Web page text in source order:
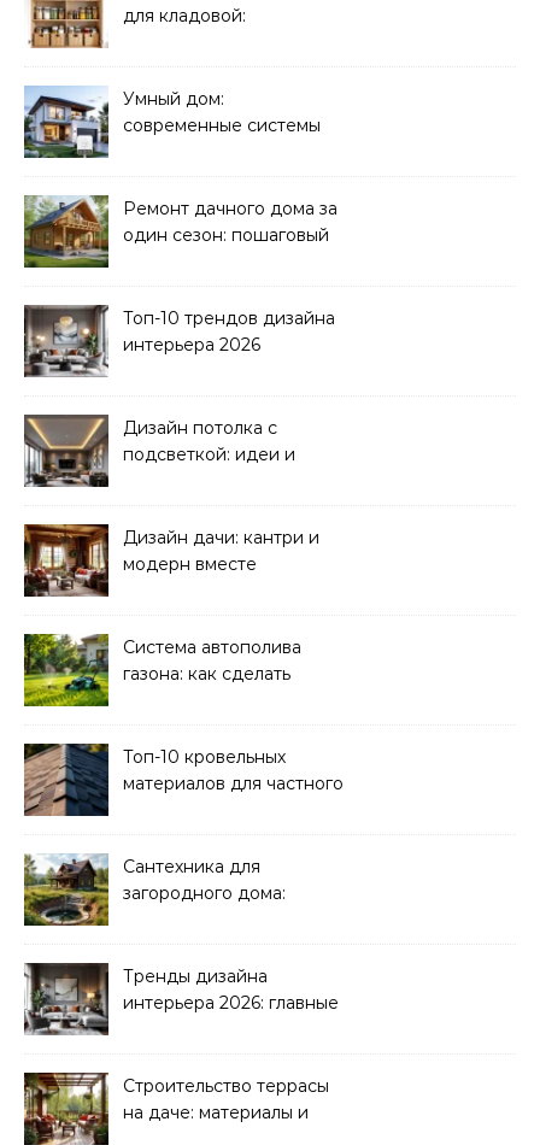
для кладовой:
Умный дом:
современные системы
Ремонт дачного дома за
один сезон: пошаговый
Топ-10 трендов дизайна
интерьера 2026
Дизайн потолка с
подсветкой: идеи и
Дизайн дачи: кантри и
модерн вместе
Система автополива
газона: как сделать
Топ-10 кровельных
материалов для частного
Сантехника для
загородного дома:
Тренды дизайна
интерьера 2026: главные
Строительство террасы
на даче: материалы и